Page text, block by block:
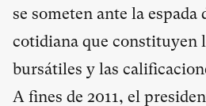
se someten ante la espada
cotidiana que constituyen
bursátiles y las
A fines de 2011, el